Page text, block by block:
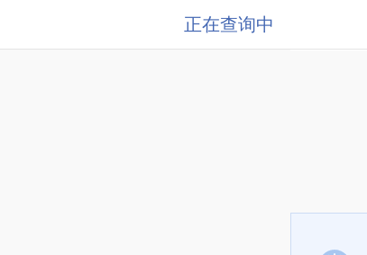
正在查询中